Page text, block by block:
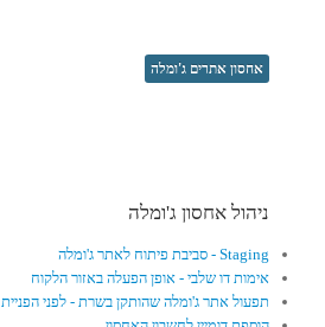
אחסון אתרים ג'ומלה
ניהול אחסון ג'ומלה
Staging - סביבת פיתוח לאתר ג'ומלה
אימות דו שלבי - אופן הפעלה באזור הלקוח
תפעול אתר ג'ומלה שהותקן בשרת - לפני הפניית DNS